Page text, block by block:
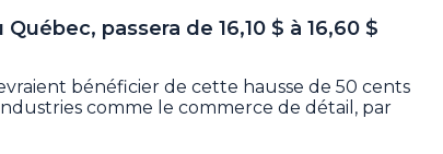
passera de 16,10 $ à 16,60 $
bénéficier de cette hausse de 50 cents
industries comme le commerce de détail, par